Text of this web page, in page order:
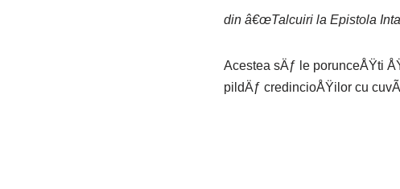
din â€œTalcuiri la Epistola
Acestea sÄƒ le porunceÅŸti
pildÄƒ credincioÅŸilor cu